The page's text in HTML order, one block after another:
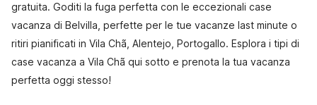
gratuita. Goditi la fuga perfetta con le eccezionali case
vacanza di Belvilla, perfette per le tue vacanze last minute o
ritiri pianificati in Vila Chã, Alentejo, Portogallo. Esplora i tipi di
case vacanza a Vila Chã qui sotto e prenota la tua vacanza
perfetta oggi stesso!